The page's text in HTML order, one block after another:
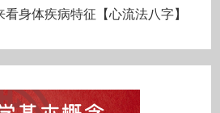
身体疾病特征【心流法八字】